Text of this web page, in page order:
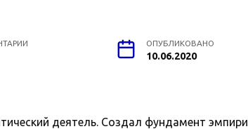
ОПУБЛИКОВАНО
10.06.2020
деятель. Создал фундамент